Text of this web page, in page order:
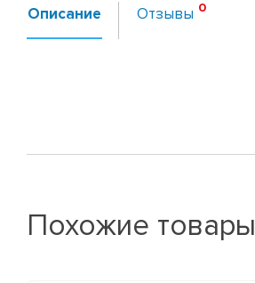
Описание Отзывы
Похожие товары